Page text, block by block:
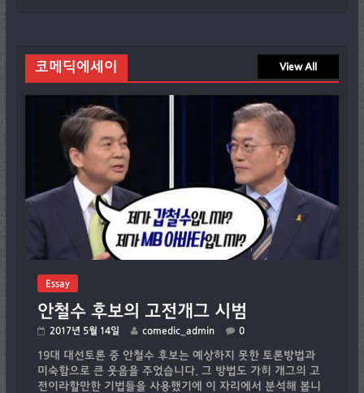
코메딕에세이 View All
Essay
안철수 후보의 고전개그 시범
2017년 5월 14일 comedic_admin 0
19대 대선토론 중 안철수 후보는 예상하지 못한 토론방법과
미숙함으로 큰 웃음을 주었습니다. 그 방법도 가히 개그의 고
전이라할만한 기법들을 사용했기에 이 자리에서 분석해 봅니